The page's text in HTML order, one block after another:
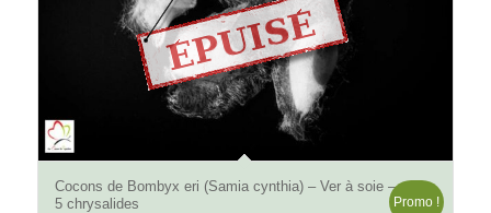
Cocons de Bombyx eri (Samia cynthia) – Ver à soie –
5 chrysalides
Promo !